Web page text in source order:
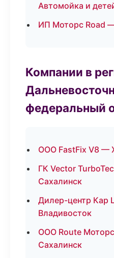
Автомойка и
ИП Моторс Road
Компании в
федеральный
ООО FastFix V8 —
ГК Vector
Сахалинск
Дилер-центр Кар
Владивосток
ООО Route
Сахалинск